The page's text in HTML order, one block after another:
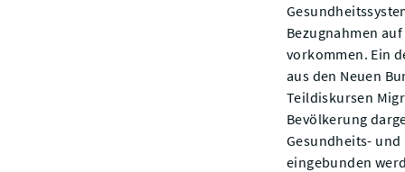
Bezugnahmen
vorkommen. Ein
aus den Neuen
Teildiskursen
Bevölkerung
Gesundheits-
eingebunden